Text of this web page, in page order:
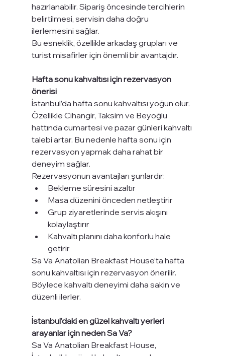
hazırlanabilir. Sipariş öncesinde tercihlerin
belirtilmesi, servisin daha doğru
ilerlemesini sağlar.
Bu esneklik, özellikle arkadaş grupları ve
turist misafirler için önemli bir avantajdır.
Hafta sonu kahvaltısı için rezervasyon
önerisi
İstanbul’da hafta sonu kahvaltısı yoğun olur.
Özellikle Cihangir, Taksim ve Beyoğlu
hattında cumartesi ve pazar günleri kahvaltı
talebi artar. Bu nedenle hafta sonu için
rezervasyon yapmak daha rahat bir
deneyim sağlar.
Rezervasyonun avantajları şunlardır:
Bekleme süresini azaltır
Masa düzenini önceden netleştirir
Grup ziyaretlerinde servis akışını
kolaylaştırır
Kahvaltı planını daha konforlu hale
getirir
Sa Va Anatolian Breakfast House’ta hafta
sonu kahvaltısı için rezervasyon önerilir.
Böylece kahvaltı deneyimi daha sakin ve
düzenli ilerler.
İstanbul’daki en güzel kahvaltı yerleri
arayanlar için neden Sa Va?
Sa Va Anatolian Breakfast House,